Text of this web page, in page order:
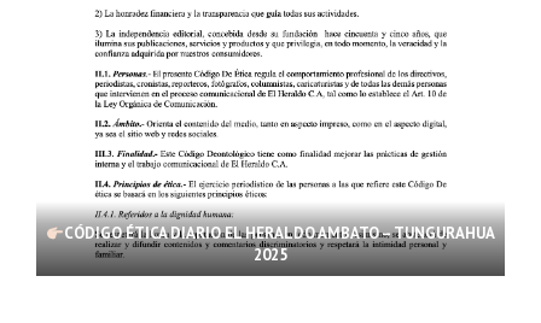
CÓDIGO ÉTICA DIARIO EL HERALDO AMBATO – TUNGURAHUA
2025